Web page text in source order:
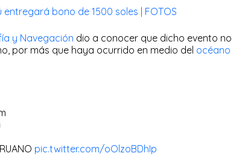
entregará bono de 1500 soles | FOTOS
y Navegación dio a conocer que dicho evento no
por más que haya ocurrido en medio del océano
pic.twitter.com/oOlzoBDhIp